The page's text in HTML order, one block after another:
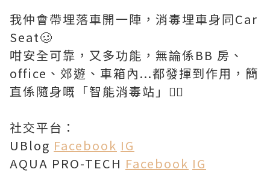
我仲會帶埋落車開一陣，消毒埋車身同Car
Seat🥴
咁安全可靠，又多功能，無論係BB 房、
office、郊遊、車箱內...都發揮到作用，簡
直係隨身嘅「智能消毒站」👍🏻
社交平台：
UBlog Facebook IG
AQUA PRO-TECH Facebook IG